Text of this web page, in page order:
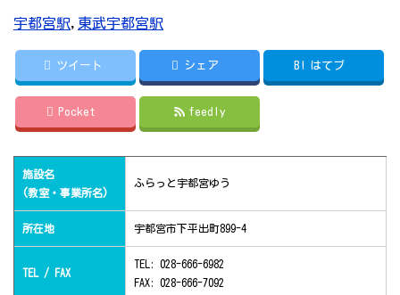
宇都宮駅, 東武宇都宮駅
ツイート シェア B! はてブ
Pocket feedly
施設名
(教室・事業所名)
ふらっと宇都宮ゆう
所在地 宇都宮市下平出町899-4
TEL / FAX
TEL: 028-666-6982
FAX: 028-666-7092